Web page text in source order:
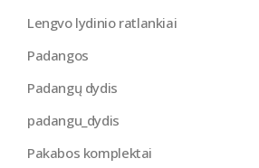
Lengvo lydinio ratlankiai
Padangos
Padangų dydis
padangu_dydis
Pakabos komplektai